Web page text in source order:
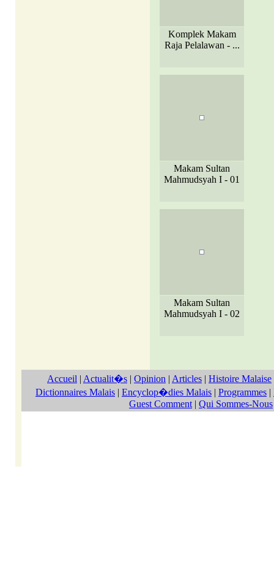
Komplek Makam
Raja Pelalawan - ...
Makam Sultan
Mahmudsyah I - 01
Makam Sultan
Mahmudsyah I - 02
Accueil | Actualit�s | Opinion | Articles | Histoire Malaise
Dictionnaires Malais | Encyclop�dies Malais | Programmes |
Guest Comment | Qui Sommes-Nous